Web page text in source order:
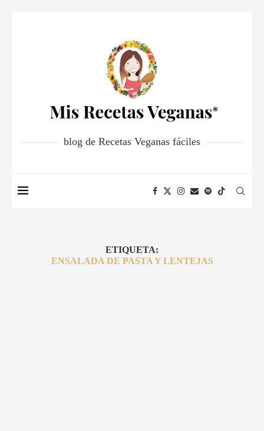
blog de Recetas Veganas fáciles
ETIQUETA:
ENSALADA DE PASTA Y LENTEJAS